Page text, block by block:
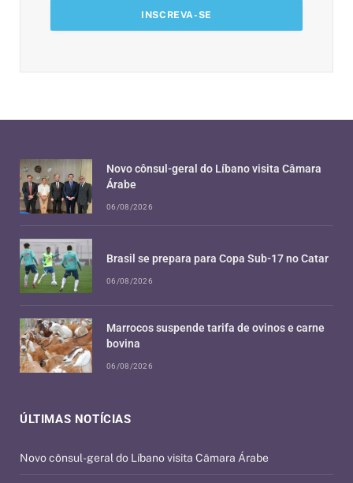
ÚLTIMAS NOTÍCIAS
Novo cônsul-geral do Líbano visita Câmara Árabe
Novo cônsul-geral do Líbano visita Câmara
Árabe
06/08/2026
Brasil se prepara para Copa Sub-17 no Catar
06/08/2026
Marrocos suspende tarifa de ovinos e carne
bovina
06/08/2026